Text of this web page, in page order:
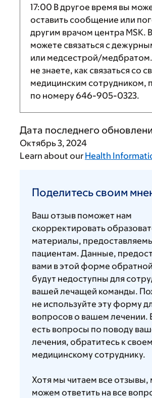
17:00 В другое время вы
оставить сообщение или
другим врачом центра MSK.
можете связаться с
или медсестрой/
не знаете, как связаться со
медицинским сотрудником,
по номеру646-905-0323.
Дата последнего
Октябрь 3, 2024
Learn about our Health
своим
Поделитесь своим
Ваш отзыв поможет нам
скорректировать
материалы,
пациентам. Данные,
вами в этой форме
будут недоступны для
вашей лечащей команды.
не используйте эту форму
вопросов о вашем лечении.
есть вопросы по поводу
лечения, обратитесь к
медицинскому сотруднику.
Хотя мы читаем все отзывы,
можем ответить на все